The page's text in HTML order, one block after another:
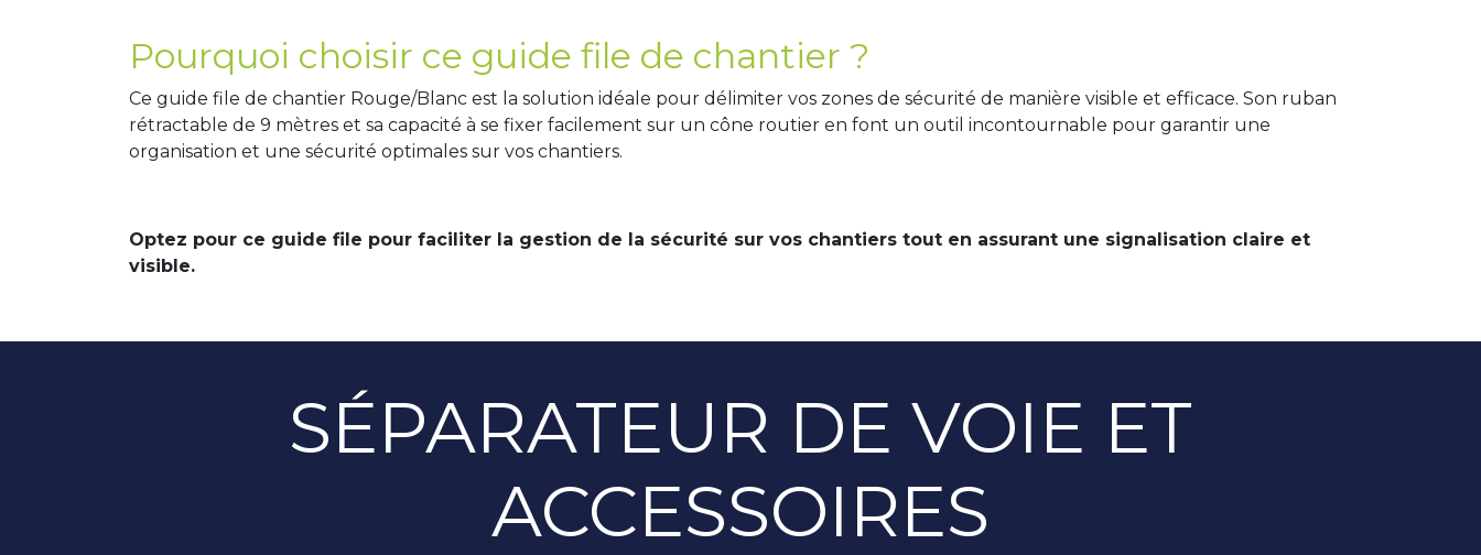
Pourquoi choisir ce guide file de chantier ?
Ce guide file de chantier Rouge/Blanc est la solution idéale pour délimiter vos zones de sécurité de manière visible et efficace. Son ruban
rétractable de 9 mètres et sa capacité à se fixer facilement sur un cône routier en font un outil incontournable pour garantir une
organisation et une sécurité optimales sur vos chantiers.
Optez pour ce guide file pour faciliter la gestion de la sécurité sur vos chantiers tout en assurant une signalisation claire et
visible.
SÉPARATEUR DE VOIE ET
ACCESSOIRES